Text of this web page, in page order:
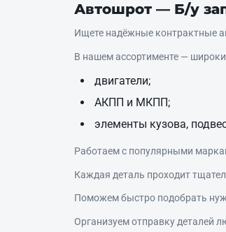
Автошрот — Б/у
Ищете надёжные контрактные
В нашем ассортименте —
двигатели;
АКПП и МКПП;
элементы кузова,
Работаем с популярными
Каждая деталь проходит
Поможем быстро подобрать
Организуем отправку деталей